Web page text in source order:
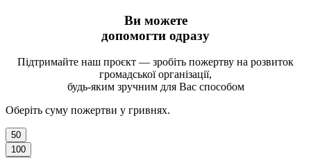
Ви можете
допомогти одразу
Підтримайте наш проєкт — зробіть пожертву на розвиток
громадської організації,
будь-яким зручним для Вас способом
Оберіть суму пожертви у гривнях.
50
100